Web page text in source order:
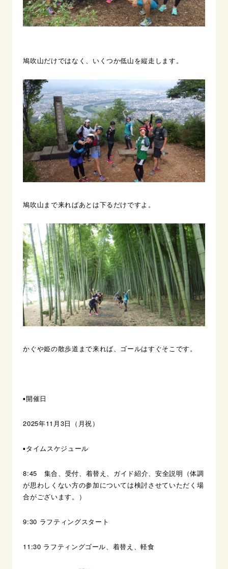
鳩吹山だけではなく、いくつか低山を縦走します。
鳩吹山まで来ればあとは下るだけですよ。
かぐや姫の散歩道まで来れば、ゴールはすぐそこです。
▪️開催日
2025年11月3日（月祝）
▪️タイムスケジュール
8:45 集合、受付、着替え、ガイド紹介、安全説明（体調
が思わしくない方の参加については検討させていただく場
合がございます。）
9:30 ラフティングスタート
11:30 ラフティングゴール、着替え、軽食